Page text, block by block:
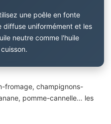
une poêle en fonte
diffuse uniformément et les
neutre comme l'huile
fromage, champignons-
pomme-cannelle… les